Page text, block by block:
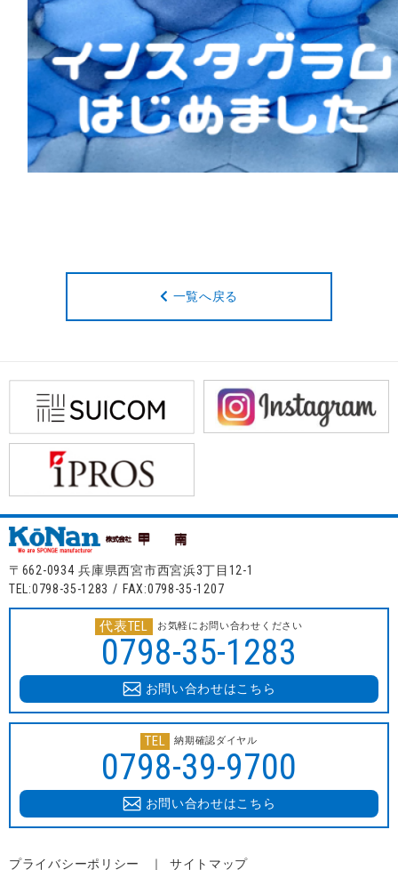
一覧へ戻る
〒662-0934 兵庫県西宮市西宮浜3丁目12-1
TEL:0798-35-1283 / FAX:0798-35-1207
代表TEL お気軽にお問い合わせください
0798-35-1283
お問い合わせはこちら
TEL 納期確認ダイヤル
0798-39-9700
お問い合わせはこちら
プライバシーポリシー サイトマップ